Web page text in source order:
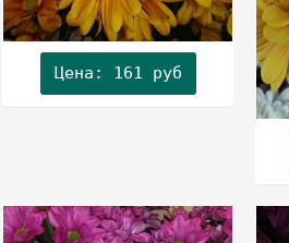
Цена: 161 руб